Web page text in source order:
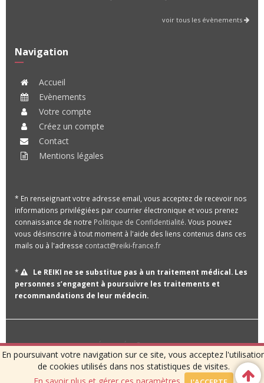
voir tous les évènements
Navigation
Accueil
Evènements
Votre compte
Créez un compte
Contact
Mentions légales
* En renseignant votre adresse email, vous acceptez de recevoir nos
informations privilégiées par courrier électronique et vous prenez
connaissance de notre Politique de Confidentialité. Vous pouvez
vous désinscrire à tout moment à l'aide des liens contenus dans ces
mails ou à l'adresse contact@reiki-france.fr
*
Le REIKI ne se substitue pas à un traitement médical. Les
personnes s’engagent à poursuivre les traitements et
recommandations de leur médecin.
TOUS DROITS RÉSERVÉS © 2026 REIKI-FRANCE.FR
- SITE PARJCDWEB-
En poursuivant votre navigation sur ce site, vous acceptez
de cookies utilisés dans nos statistiques de visites.